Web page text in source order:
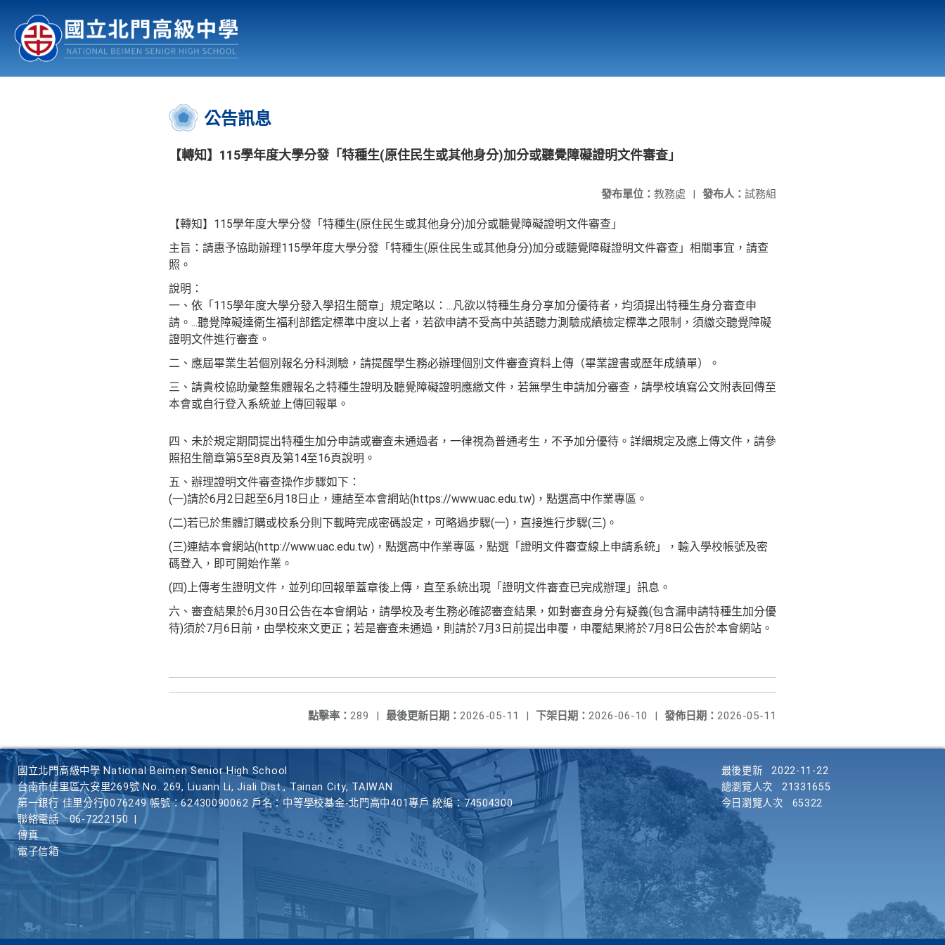
認識北中 行事曆
:::
公告訊息
【轉知】115學年度大學分發「特種生(原住民生或其他身分)加分或聽覺障礙證明文件審查」
發布人： 試務組
發布單位： 教務處 |
【轉知】115學年度大學分發「特種生(原住民生或其他身分)加分或聽覺障礙證明文件審查」
主旨：請惠予協助辦理115學年度大學分發「特種生(原住民生或其他身分)加分或聽覺障礙證明文件審查」相關事宜，請查
照。
說明：
一、依「115學年度大學分發入學招生簡章」規定略以：...凡欲以特種生身分享加分優待者，均須提出特種生身分審查申
請。...聽覺障礙達衛生福利部鑑定標準中度以上者，若欲申請不受高中英語聽力測驗成績檢定標準之限制，須繳交聽覺障礙
證明文件進行審查。
二、應屆畢業生若個別報名分科測驗，請提醒學生務必辦理個別文件審查資料上傳（畢業證書或歷年成績單）。
三、請貴校協助彙整集體報名之特種生證明及聽覺障礙證明應繳文件，若無學生申請加分審查，請學校填寫公文附表回傳至
本會或自行登入系統並上傳回報單。
四、未於規定期間提出特種生加分申請或審查未通過者，一律視為普通考生，不予加分優待。詳細規定及應上傳文件，請參
照招生簡章第5至8頁及第14至16頁說明。
五、辦理證明文件審查操作步驟如下：
(一)請於6月2日起至6月18日止，連結至本會網站(https://www.uac.edu.tw)，點選高中作業專區。
(二)若已於集體訂購或校系分則下載時完成密碼設定，可略過步驟(一)，直接進行步驟(三)。
(三)連結本會網站(http://www.uac.edu.tw)，點選高中作業專區，點選「證明文件審查線上申請系統」，輸入學校帳號及密
碼登入，即可開始作業。
(四)上傳考生證明文件，並列印回報單蓋章後上傳，直至系統出現「證明文件審查已完成辦理」訊息。
六、審查結果於6月30日公告在本會網站，請學校及考生務必確認審查結果，如對審查身分有疑義(包含漏申請特種生加分優
待)須於7月6日前，由學校來文更正；若是審查未通過，則請於7月3日前提出申覆，申覆結果將於7月8日公告於本會網站。
發佈日期： 2026-05-11
下架日期： 2026-06-10 |
最後更新日期： 2026-05-11 |
點擊率： 289 |
國立北門高級中學 National Beimen Senior High School
台南市佳里區六安里269號 No. 269, Liuann Li, Jiali Dist., Tainan City, TAIWAN
第一銀行 佳里分行0076249 帳號：62430090062 戶名：中等學校基金-北門高中401專戶 統編：74504300
聯絡電話
06-7222150
傳真
電子信箱
最後更新
2022-11-22
總瀏覽人次
21331655
今日瀏覽人次
65322